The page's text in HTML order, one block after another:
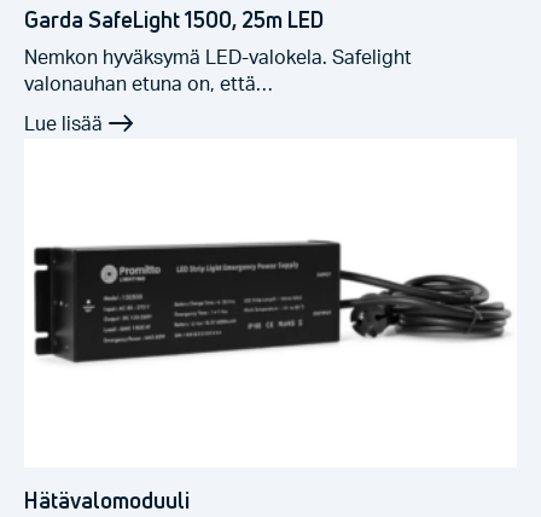
Garda SafeLight 1500, 25m LED
Nemkon hyväksymä LED-valokela. Safelight
valonauhan etuna on, että…
Hätävalomoduuli